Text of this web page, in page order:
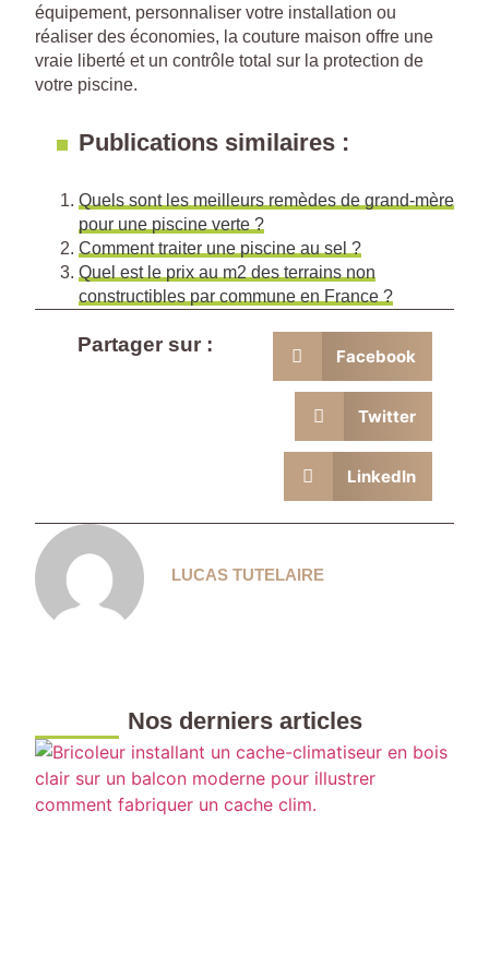
équipement, personnaliser votre installation ou
réaliser des économies, la couture maison offre une
vraie liberté et un contrôle total sur la protection de
votre piscine.
Publications similaires :
Quels sont les meilleurs remèdes de grand-mère
pour une piscine verte ?
Comment traiter une piscine au sel ?
Quel est le prix au m2 des terrains non
constructibles par commune en France ?
Partager sur : Facebook
Twitter
LinkedIn
LUCAS TUTELAIRE
Nos derniers articles